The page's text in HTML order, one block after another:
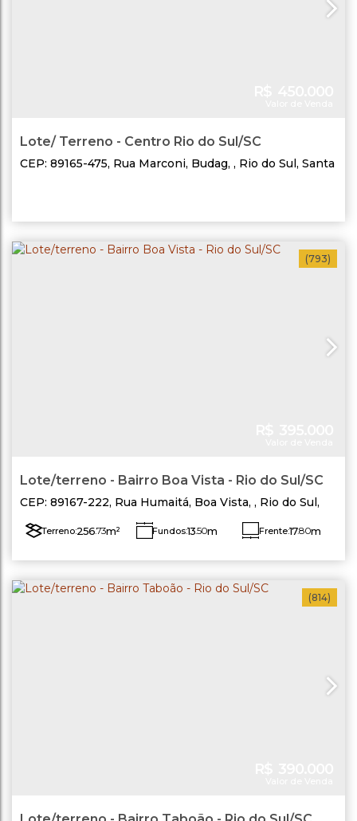
Lote/ Terreno - Centro Rio do Sul/SC
CEP: 89165-475, Rua Marconi, Budag , Rio do Sul, Santa
(793)
Lote/terreno - Bairro Boa Vista - Rio do Sul/SC
CEP: 89167-222, Rua Humaitá, Boa Vista , Rio do Sul,
Terreno:256.73m² Fundos:13.50m Frente:17.80m
Lado Direito:16.10m
(814)